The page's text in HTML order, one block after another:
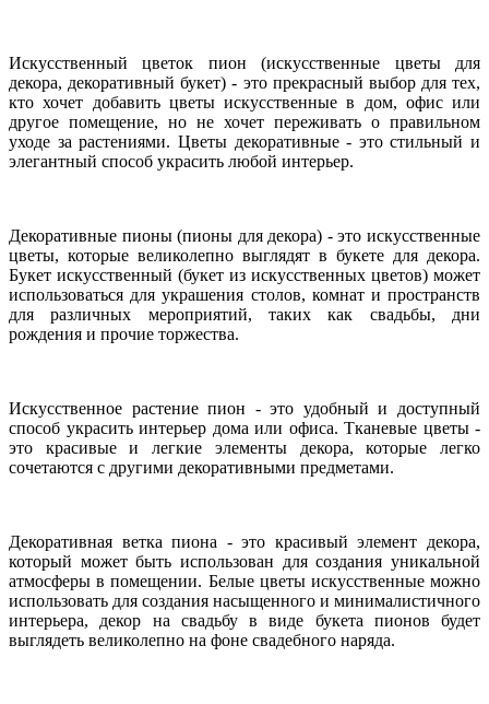
Искусственный цветок пион (искусственные цветы для
декора, декоративный букет) - это прекрасный выбор для тех,
кто хочет добавить цветы искусственные в дом, офис или
другое помещение, но не хочет переживать о правильном
уходе за растениями. Цветы декоративные - это стильный и
элегантный способ украсить любой интерьер.
Декоративные пионы (пионы для декора) - это искусственные
цветы, которые великолепно выглядят в букете для декора.
Букет искусственный (букет из искусственных цветов) может
использоваться для украшения столов, комнат и пространств
для различных мероприятий, таких как свадьбы, дни
рождения и прочие торжества.
Искусственное растение пион - это удобный и доступный
способ украсить интерьер дома или офиса. Тканевые цветы -
это красивые и легкие элементы декора, которые легко
сочетаются с другими декоративными предметами.
Декоративная ветка пиона - это красивый элемент декора,
который может быть использован для создания уникальной
атмосферы в помещении. Белые цветы искусственные можно
использовать для создания насыщенного и минималистичного
интерьера, декор на свадьбу в виде букета пионов будет
выглядеть великолепно на фоне свадебного наряда.